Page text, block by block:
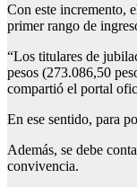
Con este incremento,
primer rango de
“Los titulares de
pesos (273.086,50
compartió el portal
En ese sentido, para
Además, se debe
convivencia.